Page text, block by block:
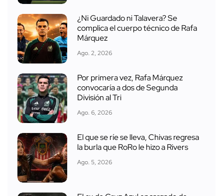
¿Ni Guardado ni Talavera? Se
complica el cuerpo técnico de Rafa
Márquez
Ago. 2, 2026
Por primera vez, Rafa Márquez
convocaría a dos de Segunda
División al Tri
Ago. 6, 2026
El que se ríe se lleva, Chivas regresa
la burla que RoRo le hizo a Rivers
Ago. 5, 2026